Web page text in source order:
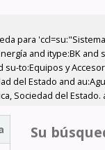
para
and itype:BK and
su-to:Equipos y
del Estado and
Sociedad del
Su